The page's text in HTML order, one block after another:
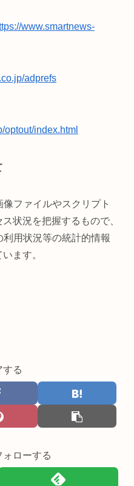
www.smartnews-
adprefs
optout/index.html
ファイルやスクリプト
状況を把握するもので、
用状況等の統計的情報
ます。
する
ォローする